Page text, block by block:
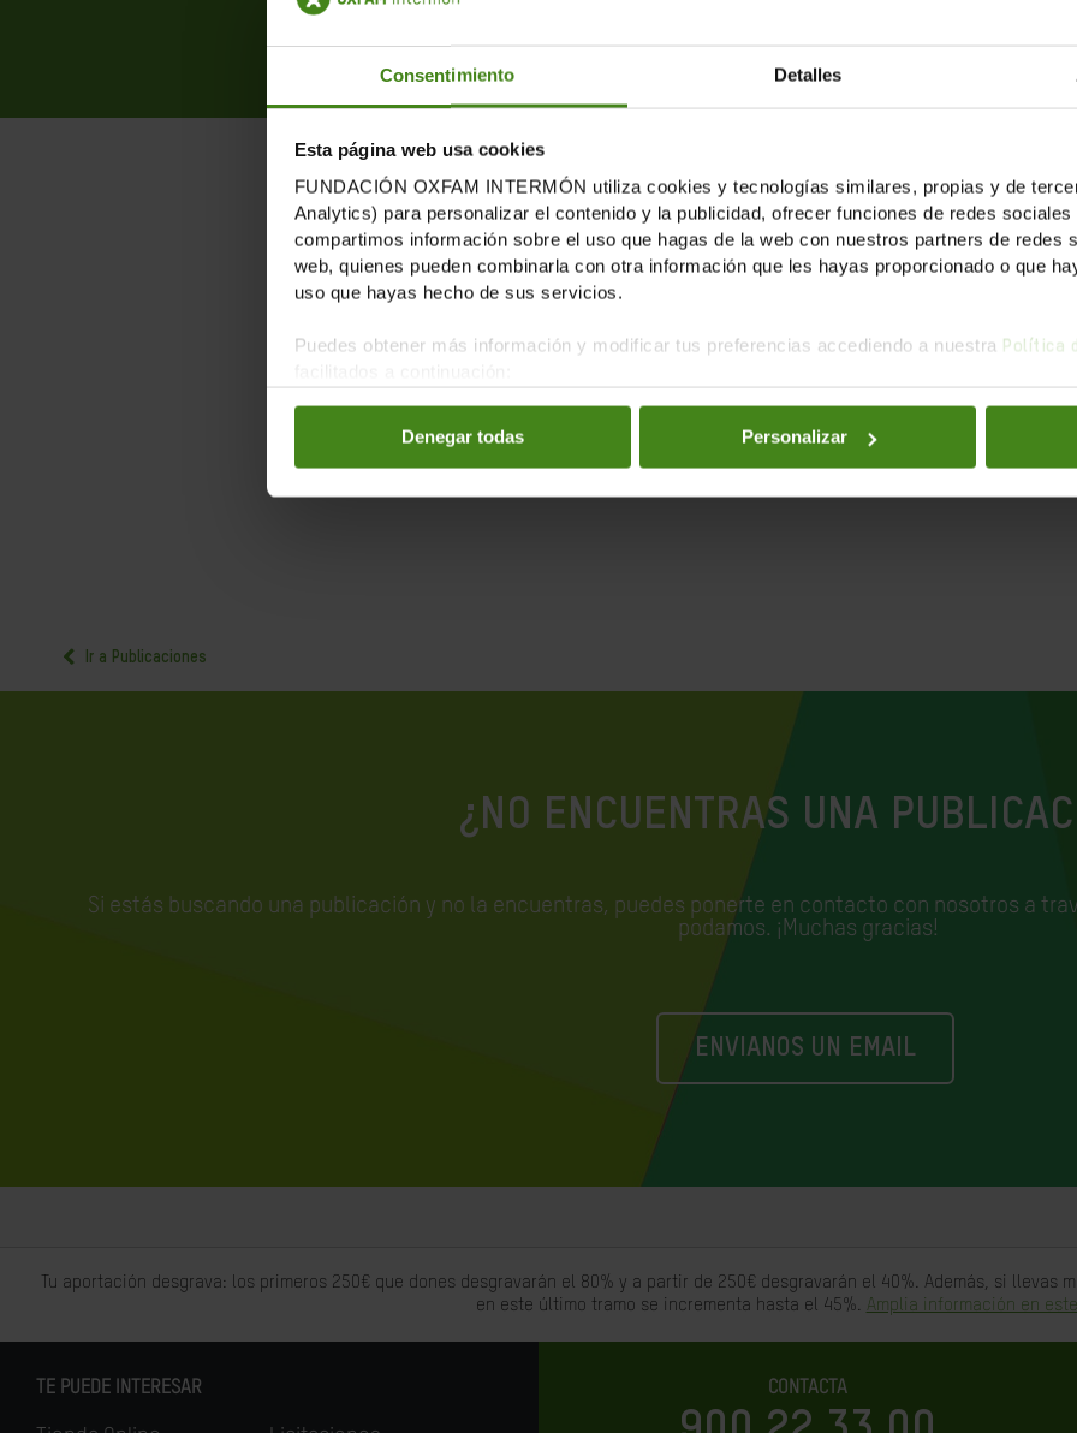
Consentimiento Detalles
Esta página web usa cookies
FUNDACIÓN OXFAM INTERMÓN utiliza cookies y tecnologías similares, propias y de
Analytics) para personalizar el contenido y la publicidad, ofrecer funciones de redes
compartimos información sobre el uso que hagas de la web con nuestros partners de redes
web, quienes pueden combinarla con otra información que les hayas proporcionado o que
uso que hayas hecho de sus servicios.
Puedes obtener más información y modificar tus preferencias accediendo a nuestra Política
Denegar todas Personalizar
Comparte la publicación
PUBLICACIONES
Ir a Publicaciones
¿NO ENCUENTRAS UNA
Si estás buscando una publicación y no la encuentras, puedes ponerte en contacto con nosotros a
podamos. ¡Muchas gracias!
ENVIANOS UN EMAIL
Tu aportación desgrava: los primeros 250€ que dones desgravarán el 80% y a partir de 250€ desgravarán el 40%. Además, si llevas
en este último tramo se incrementa hasta el 45%. Amplia información en
TE PUEDE INTERESAR CONTACTA